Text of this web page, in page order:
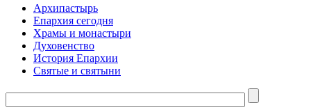
Архипастырь
Епархия сегодня
Храмы и монастыри
Духовенство
История Епархии
Святые и святыни